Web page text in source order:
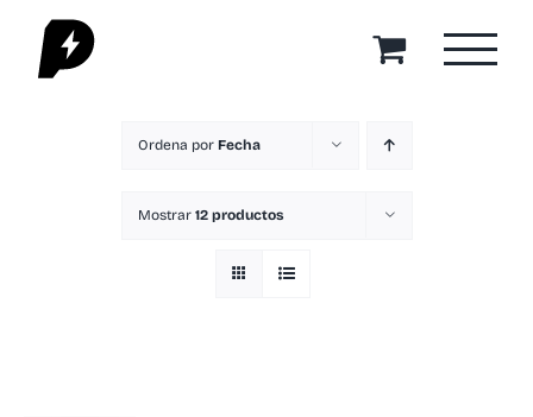
Saltar
contenido
Ordena por Fecha
Mostrar 12 productos